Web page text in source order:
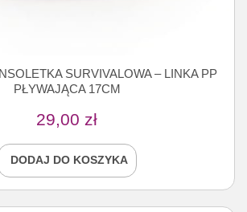
SURVIVALOWA – LINKA PP
PŁYWAJĄCA 17CM
29,00 zł
DODAJ DO KOSZYKA